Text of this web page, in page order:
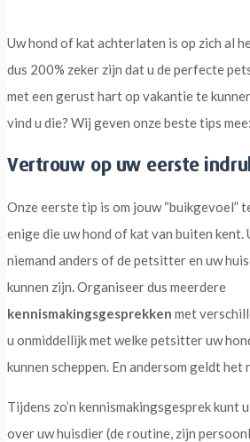
Uw hond of kat achterlaten is op zich al
dus 200% zeker zijn dat u de perfecte
met een gerust hart op vakantie te
vind u die? Wij geven onze beste tips mee:
Vertrouw op uw eerste
Onze eerste tip is om jouw “buikgevoel”
enige die uw hond of kat van buiten kent.
niemand anders of de petsitter en uw
kunnen zijn. Organiseer dus meerdere
kennismakingsgesprekken met
u onmiddellijk met welke petsitter uw
kunnen scheppen. En andersom geldt
Tijdens zo’n kennismakingsgesprek kunt
over uw huisdier (de routine, zijn